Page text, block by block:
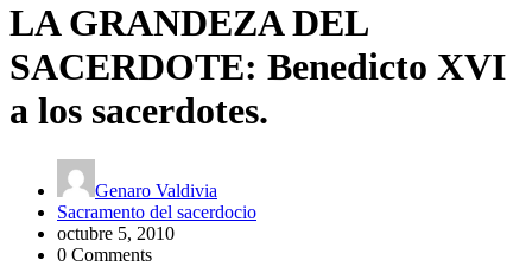
LA GRANDEZA DEL
SACERDOTE: Benedicto XVI
a los sacerdotes.
Genaro Valdivia
Sacramento del sacerdocio
octubre 5, 2010
0 Comments